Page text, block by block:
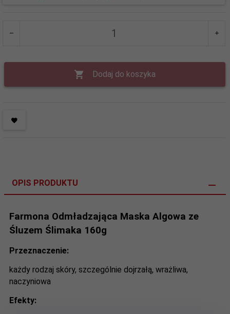
Dodaj do koszyka
OPIS PRODUKTU
Farmona Odmładzająca Maska Algowa ze
Śluzem Ślimaka 160g
Przeznaczenie:
każdy rodzaj skóry, szczególnie dojrzałą, wrażliwa,
naczyniowa
Efekty: